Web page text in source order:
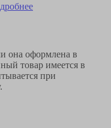
она оформлена в
товар имеется в
при